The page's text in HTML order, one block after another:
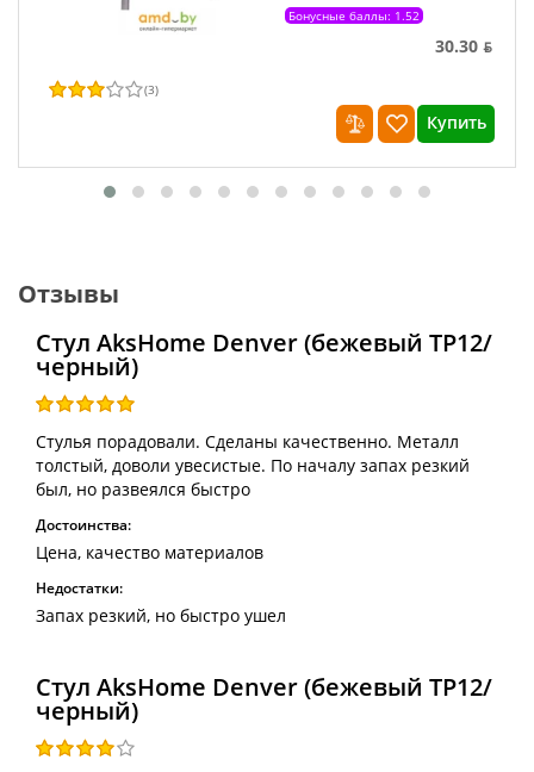
Бонусные баллы: 1.52
30.30 ƃ
(3)
Купить
Отзывы
Стул AksHome Denver (бежевый TP12/
черный)
Стулья порадовали. Сделаны качественно. Металл
толстый, доволи увесистые. По началу запах резкий
был, но развеялся быстро
Достоинства:
Цена, качество материалов
Недостатки:
Запах резкий, но быстро ушел
Стул AksHome Denver (бежевый TP12/
черный)